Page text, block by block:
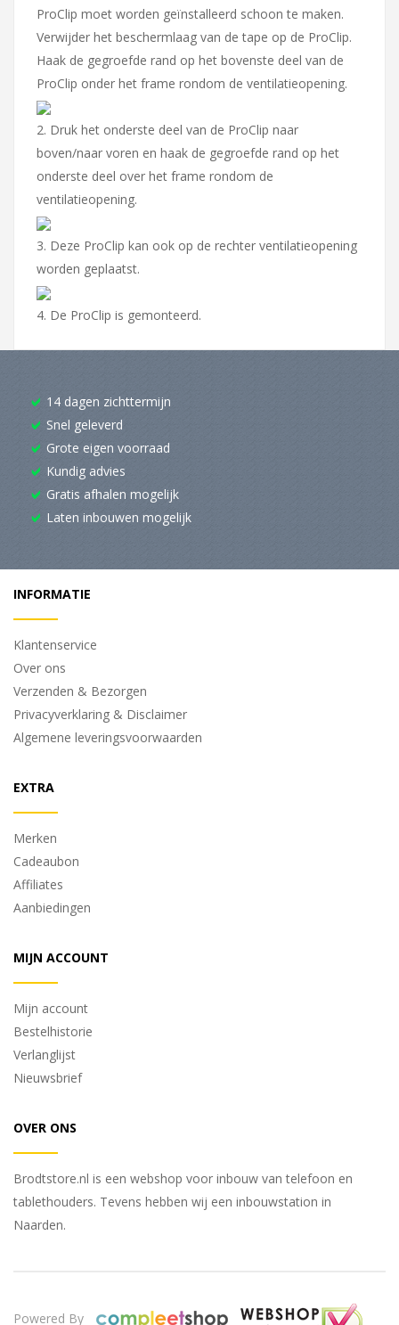
ProClip moet worden geïnstalleerd schoon te maken.
Verwijder het beschermlaag van de tape op de ProClip.
Haak de gegroefde rand op het bovenste deel van de
ProClip onder het frame rondom de ventilatieopening.
2. Druk het onderste deel van de ProClip naar
boven/naar voren en haak de gegroefde rand op het
onderste deel over het frame rondom de
ventilatieopening.
3. Deze ProClip kan ook op de rechter ventilatieopening
worden geplaatst.
4. De ProClip is gemonteerd.
14 dagen zichttermijn
Snel geleverd
Grote eigen voorraad
Kundig advies
Gratis afhalen mogelijk
Laten inbouwen mogelijk
INFORMATIE
Klantenservice
Over ons
Verzenden & Bezorgen
Privacyverklaring & Disclaimer
Algemene leveringsvoorwaarden
EXTRA
Merken
Cadeaubon
Affiliates
Aanbiedingen
MIJN ACCOUNT
Mijn account
Bestelhistorie
Verlanglijst
Nieuwsbrief
OVER ONS
Brodtstore.nl is een webshop voor inbouw van telefoon en
tablethouders. Tevens hebben wij een inbouwstation in
Naarden.
Powered By